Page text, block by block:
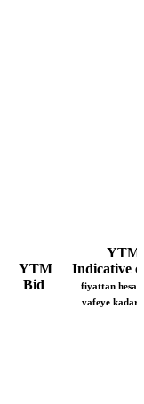
YTM
Bid
YTM
Indicative
fiyattan
vafeye kadar